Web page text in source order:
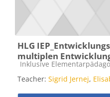
HLG
multiplen
Kursbereich
Inklusive
Teacher: Sigrid Jernej,